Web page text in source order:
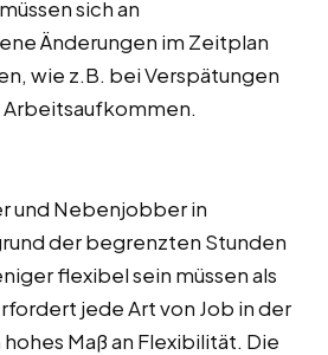
sich an
Änderungen im Zeitplan
wie z.B. bei Verspätungen
und Nebenjobber in
der begrenzten Stunden
flexibel sein müssen als
jede Art von Job in der
Maß an Flexibilität. Die